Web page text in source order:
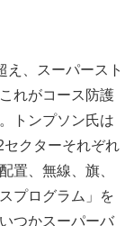
え、スーパースト
れがコース防護
トンプソン氏は
クターそれぞれ
置、無線、旗、
プログラム」を
つかスーパーバ